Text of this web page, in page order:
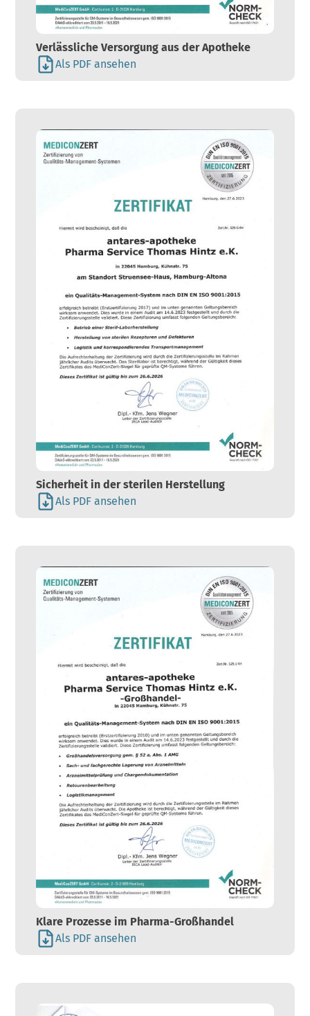
Verlässliche Versorgung aus der Apotheke
Als PDF ansehen
Sicherheit in der sterilen Herstellung
Als PDF ansehen
Klare Prozesse im Pharma-Großhandel
Als PDF ansehen